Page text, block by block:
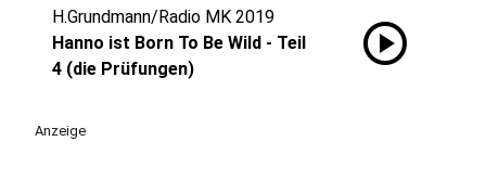
H.Grundmann/Radio MK 2019
Hanno ist Born To Be Wild - Teil
4 (die Prüfungen)
play_circle
Anzeige